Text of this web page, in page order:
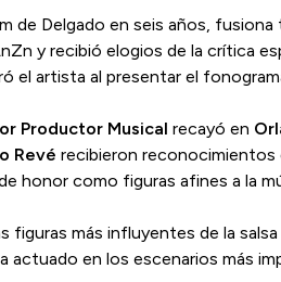
de Delgado en seis años,
y recibió elogios de la crítica
el artista al presentar el
Productor Musical recayó en
Revé recibieron reconocimientos
honor como figuras afines a la
figuras más influyentes de la
en los escenarios más